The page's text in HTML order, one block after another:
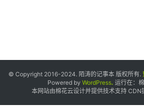
© Copyright 2016-2024. 陌涛的记事本 版权所有.
Powered by WordPress. 运行在：
本网站由棉花云设计并提供技术支持 CDN